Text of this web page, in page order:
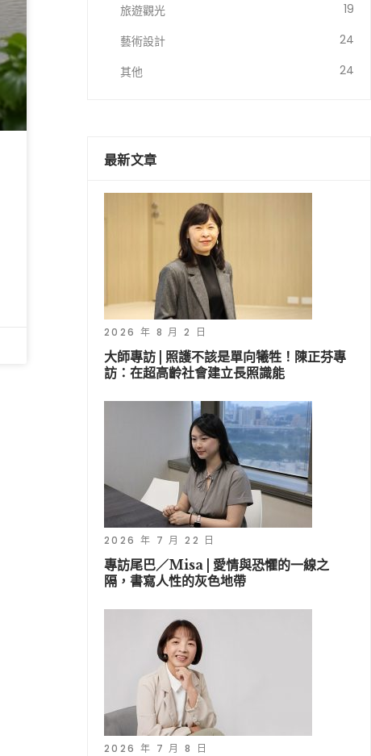
旅遊觀光
19
藝術設計
24
其他
24
最新文章
2026 年 8 月 2 日
大師專訪 | 照護不該是單向犧牲！陳正芬專
訪：在超高齡社會建立長照識能
2026 年 7 月 22 日
專訪尾巴／Misa | 愛情與恐懼的一線之
隔，書寫人性的灰色地帶
2026 年 7 月 8 日